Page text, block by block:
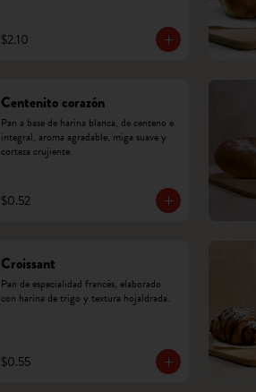
$2.10
Centenito corazón
Pan a base de harina blanca, de centeno e
integral, aroma agradable, miga suave y
corteza crujiente.
$0.52
Croissant
Pan de especialidad francés, elaborado
con harina de trigo y textura hojaldrada.
$0.55